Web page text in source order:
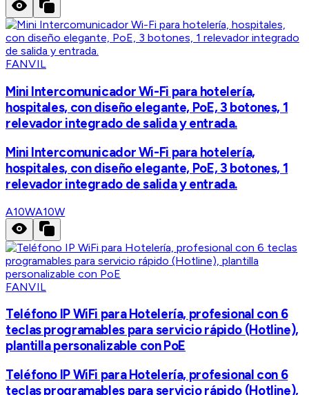
FANVIL
Mini Intercomunicador Wi-Fi para hotelería,
hospitales, con diseño elegante, PoE, 3 botones, 1
relevador integrado de salida y entrada.
Mini Intercomunicador Wi-Fi para hotelería,
hospitales, con diseño elegante, PoE, 3 botones, 1
relevador integrado de salida y entrada.
A10WA10W
FANVIL
Teléfono IP WiFi para Hotelería, profesional con 6
teclas programables para servicio rápido (Hotline),
plantilla personalizable con PoE
Teléfono IP WiFi para Hotelería, profesional con 6
teclas programables para servicio rápido (Hotline),